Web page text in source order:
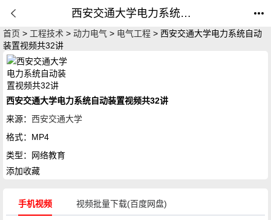
西安交通大学电力系统自动装置视频共32讲_教材采用中国电力出版社唐建辉/黄红荔主编《电力系统自动装置》网络教育_公开课网
首页 > 工程技术 > 动力电气 > 电气工程 > 西安交通大学电力系统自动
装置视频共32讲
西安交通大学电力系统自动装置视频共32讲
来源： 西安交通大学
格式： MP4
类型：
网络教育
添加收藏
手机视频 视频批量下载(百度网盘)